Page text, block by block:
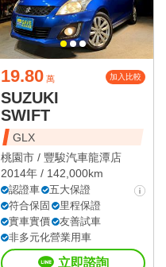
19.80 萬 加入比較
SUZUKI
SWIFT
GLX
桃園市 / 豐駿汽車龍潭店
2014年 / 142,000km
認證車
五大保證
符合保固
里程保證
實車實價
友善試車
非多元化營業用車
立即諮詢